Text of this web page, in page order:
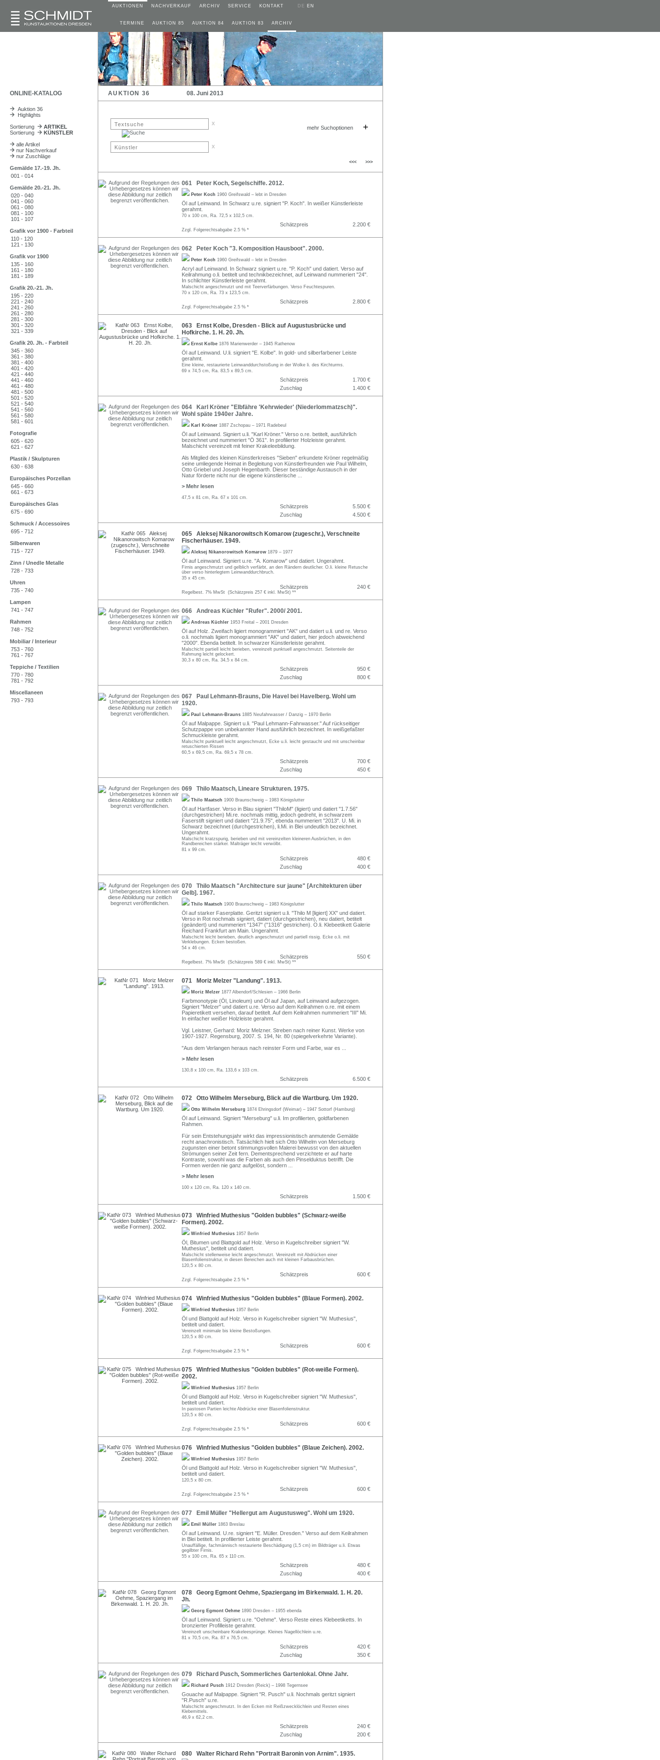
AUKTIONEN NACHVERKAUF ARCHIV SERVICE KONTAKT DE EN
TERMINE AUKTION 85 AUKTION 84 AUKTION 83 ARCHIV
ONLINE-KATALOG AUKTION 36 08. Juni 2013
Auktion 36
Highlights
Sortierung
ARTIKEL
Sortierung
KÜNSTLER
alle Artikel
nur Nachverkauf
nur Zuschläge
Gemälde 17.-19. Jh.
001 - 014
Gemälde 20.-21. Jh.
020 - 040
041 - 060
061 - 080
081 - 100
101 - 107
Grafik vor 1900 - Farbteil
110 - 120
121 - 130
Grafik vor 1900
135 - 160
161 - 180
181 - 189
Grafik 20.-21. Jh.
195 - 220
221 - 240
241 - 260
261 - 280
281 - 300
301 - 320
321 - 339
Grafik 20. Jh. - Farbteil
345 - 360
361 - 380
381 - 400
401 - 420
421 - 440
441 - 460
461 - 480
481 - 500
501 - 520
521 - 540
541 - 560
561 - 580
581 - 601
Fotografie
605 - 620
621 - 627
Plastik / Skulpturen
630 - 638
Europäisches Porzellan
645 - 660
661 - 673
Europäisches Glas
675 - 690
Schmuck / Accessoires
695 - 712
Silberwaren
715 - 727
Zinn / Unedle Metalle
728 - 733
Uhren
735 - 740
Lampen
741 - 747
Rahmen
748 - 752
Mobiliar / Interieur
753 - 760
761 - 767
Teppiche / Textilien
770 - 780
781 - 792
Miscellaneen
793 - 793
x
mehr Suchoptionen +
x
<<< >>>
061 Peter Koch, Segelschiffe. 2012.
Peter Koch 1960 Greifswald – lebt in Dresden
Öl auf Leinwand. In Schwarz u.re. signiert "P. Koch". In weißer Künstlerleiste
gerahmt.
70 x 100 cm, Ra. 72,5 x 102,5 cm.
Schätzpreis 2.200 €
Zzgl. Folgerechtsabgabe 2.5 % *
062 Peter Koch "3. Komposition Hausboot". 2000.
Peter Koch 1960 Greifswald – lebt in Dresden
Acryl auf Leinwand. In Schwarz signiert u.re. "P. Koch" und datiert. Verso auf
Keilrahmung o.li. betitelt und technikbezeichnet, auf Leinwand nummeriert "24".
In schlichter Künstlerleiste gerahmt.
Malschicht angeschmutzt und mit Teerverfärbungen. Verso Feuchtespuren.
70 x 120 cm, Ra. 73 x 123,5 cm.
Schätzpreis 2.800 €
Zzgl. Folgerechtsabgabe 2.5 % *
063 Ernst Kolbe, Dresden - Blick auf Augustusbrücke und
Hofkirche. 1. H. 20. Jh.
Ernst Kolbe 1876 Marienwerder – 1945 Rathenow
Öl auf Leinwand. U.li. signiert "E. Kolbe". In gold- und silberfarbener Leiste
gerahmt.
Eine kleine, restaurierte Leinwanddurchstoßung in der Wolke li. des Kirchturms.
69 x 74,5 cm, Ra. 83,5 x 89,5 cm.
Schätzpreis
1.700 €
Zuschlag
1.400 €
064 Karl Kröner "Elbfähre 'Kehrwieder' (Niederlommatzsch)".
Wohl späte 1940er Jahre.
Karl Kröner 1887 Zschopau – 1971 Radebeul
Öl auf Leinwand. Signiert u.li. "Karl Kröner." Verso o.re. betitelt, ausführlich
bezeichnet und nummeriert "Ö 361". In profilierter Holzleiste gerahmt.
Malschicht vereinzelt mit feiner Krakeleebildung.
Als Mitglied des kleinen Künstlerkreises "Sieben" erkundete Kröner regelmäßig
seine umliegende Heimat in Begleitung von Künstlerfreunden wie Paul Wilhelm,
Otto Griebel und Joseph Hegenbarth. Dieser beständige Austausch in der
Natur förderte nicht nur die eigene künstlerische
> Mehr lesen
47,5 x 81 cm, Ra. 67 x 101 cm.
Schätzpreis
5.500 €
Zuschlag
4.500 €
065 Aleksej Nikanorowitsch Komarow (zugeschr.), Verschneite
Fischerhäuser. 1949.
Aleksej Nikanorowitsch Komarow 1879 – 1977
Öl auf Leinwand. Signiert u.re. "A. Komarow" und datiert. Ungerahmt.
Firnis angeschmutzt und gelblich verfärbt, an den Rändern deutlicher. O.li. kleine Retusche
über verso hinterlegtem Leinwanddurchbruch.
35 x 45 cm.
Schätzpreis 240 €
Regelbest. 7% MwSt (Schätzpreis 257 € inkl. MwSt) **
066 Andreas Küchler "Rufer". 2000/ 2001.
Andreas Küchler 1953 Freital – 2001 Dresden
Öl auf Holz. Zweifach ligiert monogrammiert "AK" und datiert u.li. und re. Verso
o.li. nochmals ligiert monogrammiert "AK" und datiert, hier jedoch abweichend
"2000". Ebenda betitelt. In schwarzer Künstlerleiste gerahmt.
Malschicht partiell leicht berieben, vereinzelt punktuell angeschmutzt. Seitenteile der
Rahmung leicht gelockert.
30,3 x 80 cm, Ra. 34,5 x 84 cm.
Schätzpreis
950 €
Zuschlag
800 €
067 Paul Lehmann-Brauns, Die Havel bei Havelberg. Wohl um
1920.
Paul Lehmann-Brauns 1885 Neufahrwasser / Danzig – 1970 Berlin
Öl auf Malpappe. Signiert u.li. "Paul Lehmann-Fahrwasser." Auf rückseitiger
Schutzpappe von unbekannter Hand ausführlich bezeichnet. In weißgefaßter
Schmuckleiste gerahmt.
Malschicht punktuell leicht angeschmutzt, Ecke u.li. leicht gestaucht und mit unscheinbar
retuschierten Rissen
60,5 x 69,5 cm, Ra. 69,5 x 78 cm.
Schätzpreis
700 €
Zuschlag
450 €
069 Thilo Maatsch, Lineare Strukturen. 1975.
Thilo Maatsch 1900 Braunschweig – 1983 Königslutter
Öl auf Hartfaser. Verso in Blau signiert "ThiloM" (ligiert) und datiert "1.7.56"
(durchgestrichen) Mi.re. nochmals mittig, jedoch gedreht, in schwarzem
Faserstift signiert und datiert "21.9.75", ebenda nummeriert "2013". U. Mi. in
Schwarz bezeichnet (durchgestrichen), li.Mi. in Blei undeutlich bezeichnet.
Ungerahmt.
Malschicht kratzspurig, berieben und mit vereinzelten kleineren Ausbrüchen, in den
Randbereichen stärker. Malträger leicht verwölbt.
81 x 99 cm.
Schätzpreis
480 €
Zuschlag
400 €
070 Thilo Maatsch "Architecture sur jaune" [Architekturen über
Gelb]. 1967.
Thilo Maatsch 1900 Braunschweig – 1983 Königslutter
Öl auf starker Faserplatte. Geritzt signiert u.li. "Thilo M [ligiert] XX" und datiert.
Verso in Rot nochmals signiert, datiert (durchgestrichen), neu datiert, betitelt
(geändert) und nummeriert "1347" ("1316" gestrichen). O.li. Klebeetikett Galerie
Reichard Frankfurt am Main. Ungerahmt.
Malschicht leicht berieben, deutlich angeschmutzt und partiell rissig. Ecke o.li. mit
Verklebungen. Ecken bestoßen.
54 x 46 cm.
Schätzpreis 550 €
Regelbest. 7% MwSt (Schätzpreis 589 € inkl. MwSt) **
071 Moriz Melzer "Landung". 1913.
Moriz Melzer 1877 Albendorf/Schlesien – 1966 Berlin
Farbmonotypie (Öl, Linoleum) und Öl auf Japan, auf Leinwand aufgezogen.
Signiert "Melzer" und datiert u.re. Verso auf dem Keilrahmen o.re. mit einem
Papieretikett versehen, darauf betitelt. Auf dem Keilrahmen nummeriert "III" Mi.
In einfacher weißer Holzleiste gerahmt.
Vgl. Leistner, Gerhard: Moriz Melzner. Streben nach reiner Kunst. Werke von
1907-1927. Regensburg, 2007. S. 194, Nr. 80 (spiegelverkehrte Variante).
"Aus dem Verlangen heraus nach reinster Form und Farbe, war es
> Mehr lesen
130,8 x 100 cm, Ra. 133,6 x 103 cm.
Schätzpreis 6.500 €
072 Otto Wilhelm Merseburg, Blick auf die Wartburg. Um 1920.
Otto Wilhelm Merseburg 1874 Ehringsdorf (Weimar) – 1947 Sottorf (Hamburg)
Öl auf Leinwand. Signiert "Merseburg" u.li. Im profilierten, goldfarbenen
Rahmen.
Für sein Entstehungsjahr wirkt das impressionistisch anmutende Gemälde
recht anachronistisch. Tatsächlich hielt sich Otto Wilhelm von Merseburg
zugunsten einer betont stimmungsvollen Malerei bewusst von den aktuellen
Strömungen seiner Zeit fern. Dementsprechend verzichtete er auf harte
Kontraste, sowohl was die Farben als auch den Pinselduktus betrifft. Die
Formen werden nie ganz aufgelöst, sondern
> Mehr lesen
100 x 120 cm, Ra. 120 x 140 cm.
Schätzpreis 1.500 €
073 Winfried Muthesius "Golden bubbles" (Schwarz-weiße
Formen). 2002.
Winfried Muthesius 1957 Berlin
Öl, Bitumen und Blattgold auf Holz. Verso in Kugelschreiber signiert "W.
Muthesius", betitelt und datiert.
Malschicht stellenweise leicht angeschmutzt. Vereinzelt mit Abdrücken einer
Blasenfolienstruktur, in diesen Bereichen auch mit kleinen Farbausbrüchen.
120,5 x 80 cm.
Schätzpreis 600 €
Zzgl. Folgerechtsabgabe 2.5 % *
074 Winfried Muthesius "Golden bubbles" (Blaue Formen). 2002.
Winfried Muthesius 1957 Berlin
Öl und Blattgold auf Holz. Verso in Kugelschreiber signiert "W. Muthesius",
betitelt und datiert.
Vereinzelt minimale bis kleine Bestoßungen.
120,5 x 80 cm.
Schätzpreis 600 €
Zzgl. Folgerechtsabgabe 2.5 % *
075 Winfried Muthesius "Golden bubbles" (Rot-weiße Formen).
2002.
Winfried Muthesius 1957 Berlin
Öl und Blattgold auf Holz. Verso in Kugelschreiber signiert "W. Muthesius",
betitelt und datiert.
In pastosen Partien leichte Abdrücke einer Blasenfolienstruktur.
120,5 x 80 cm.
Schätzpreis 600 €
Zzgl. Folgerechtsabgabe 2.5 % *
076 Winfried Muthesius "Golden bubbles" (Blaue Zeichen). 2002.
Winfried Muthesius 1957 Berlin
Öl und Blattgold auf Holz. Verso in Kugelschreiber signiert "W. Muthesius",
betitelt und datiert.
120,5 x 80 cm.
Schätzpreis 600 €
Zzgl. Folgerechtsabgabe 2.5 % *
077 Emil Müller "Hellergut am Augustusweg". Wohl um 1920.
Emil Müller 1863 Breslau
Öl auf Leinwand. U.re. signiert "E. Müller. Dresden." Verso auf dem Keilrahmen
in Blei betitelt. In profilierter Leiste gerahmt.
Unauffällige, fachmännisch restaurierte Beschädigung (1,5 cm) im Bildträger u.li. Etwas
gegilbter Firnis.
55 x 100 cm, Ra. 65 x 110 cm.
Schätzpreis
480 €
Zuschlag
400 €
078 Georg Egmont Oehme, Spaziergang im Birkenwald. 1. H. 20.
Jh.
Georg Egmont Oehme 1890 Dresden – 1955 ebenda
Öl auf Leinwand. Signiert u.re. "Oehme". Verso Reste eines Klebeetiketts. In
bronzierter Profilleiste gerahmt.
Vereinzelt unscheinbare Krakeleesprünge. Kleines Nagellöchlein u.re.
81 x 70,5 cm, Ra. 87 x 76,5 cm.
Schätzpreis
420 €
Zuschlag
350 €
079 Richard Pusch, Sommerliches Gartenlokal. Ohne Jahr.
Richard Pusch 1912 Dresden (Reick) – 1998 Tegernsee
Gouache auf Malpappe. Signiert "R. Pusch" u.li. Nochmals geritzt signiert
"R.Pusch" u.re.
Malschicht angeschmutzt. In den Ecken mit Reißzwecklöchlein und Resten eines
Klebemittels.
46,9 x 62,2 cm.
Schätzpreis
240 €
Zuschlag
200 €
080 Walter Richard Rehn "Portrait Baronin von Arnim". 1935.